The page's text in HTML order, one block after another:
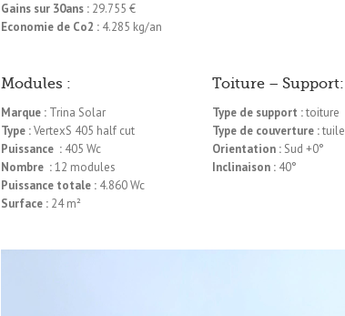
Gains sur 30ans : 29.755 €
Economie de Co2 : 4.285 kg/an
Modules :
Marque : Trina Solar
Type :VertexS 405 half cut
Puissance : 405 Wc
Nombre :12 modules
Puissance totale : 4.860 Wc
Surface : 24 m²
Toiture – Support:
Type de support :toiture
Type de couverture :tuile
Orientation :Sud +0°
Inclinaison :40°